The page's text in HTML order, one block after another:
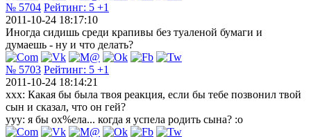
№ 5704 Рейтинг: 5 +1
2011-10-24 18:17:10
Иногда сидишь среди крапивы без туаленой бумаги и
думаешь - ну и что делать?
№ 5703 Рейтинг: 5 +1
2011-10-24 18:14:21
ххх: Какая бы была твоя реакция, если бы тебе позвонил твой
сын и сказал, что он гей?
ууу: я бы ох%ела... когда я успела родить сына? :о